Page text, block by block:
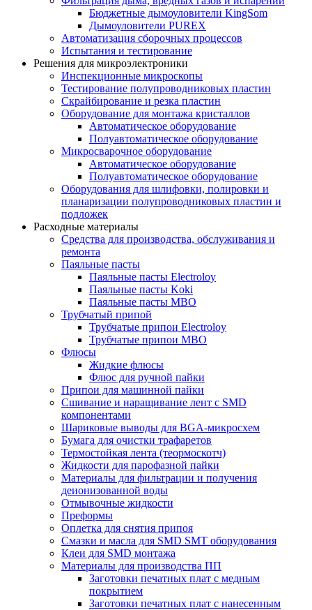
Бюджетные дымоуловители KingSom
Дымоуловители PUREX
Автоматизация сборочных процессов
Испытания и тестирование
Решения для микроэлектроники
Инспекционные микроскопы
Тестирование полупроводниковых пластин
Скрайбирование и резка пластин
Оборудование для монтажа кристаллов
Автоматическое оборудование
Полуавтоматическое оборудование
Микросварочное оборудование
Автоматическое оборудование
Полуавтоматическое оборудование
Оборудования для шлифовки, полировки и
планаризации полупроводниковых пластин и
подложек
Расходные материалы
Средства для производства, обслуживания и
ремонта
Паяльные пасты
Паяльные пасты Electroloy
Паяльные пасты Koki
Паяльные пасты MBO
Трубчатый припой
Трубчатые припои Electroloy
Трубчатые припои MBO
Флюсы
Жидкие флюсы
Флюс для ручной пайки
Припои для машинной пайки
Сшивание и наращивание лент с SMD
компонентами
Шариковые выводы для BGA-микросхем
Бумага для очистки трафаретов
Термостойкая лента (теормоскотч)
Жидкости для парофазной пайки
Материалы для фильтрации и получения
деионизованной воды
Отмывочные жидкости
Преформы
Оплетка для снятия припоя
Смазки и масла для SMD SMT оборудования
Клеи для SMD монтажа
Материалы для производства ПП
Заготовки печатных плат с медным
покрытием
Заготовки печатных плат с нанесенным